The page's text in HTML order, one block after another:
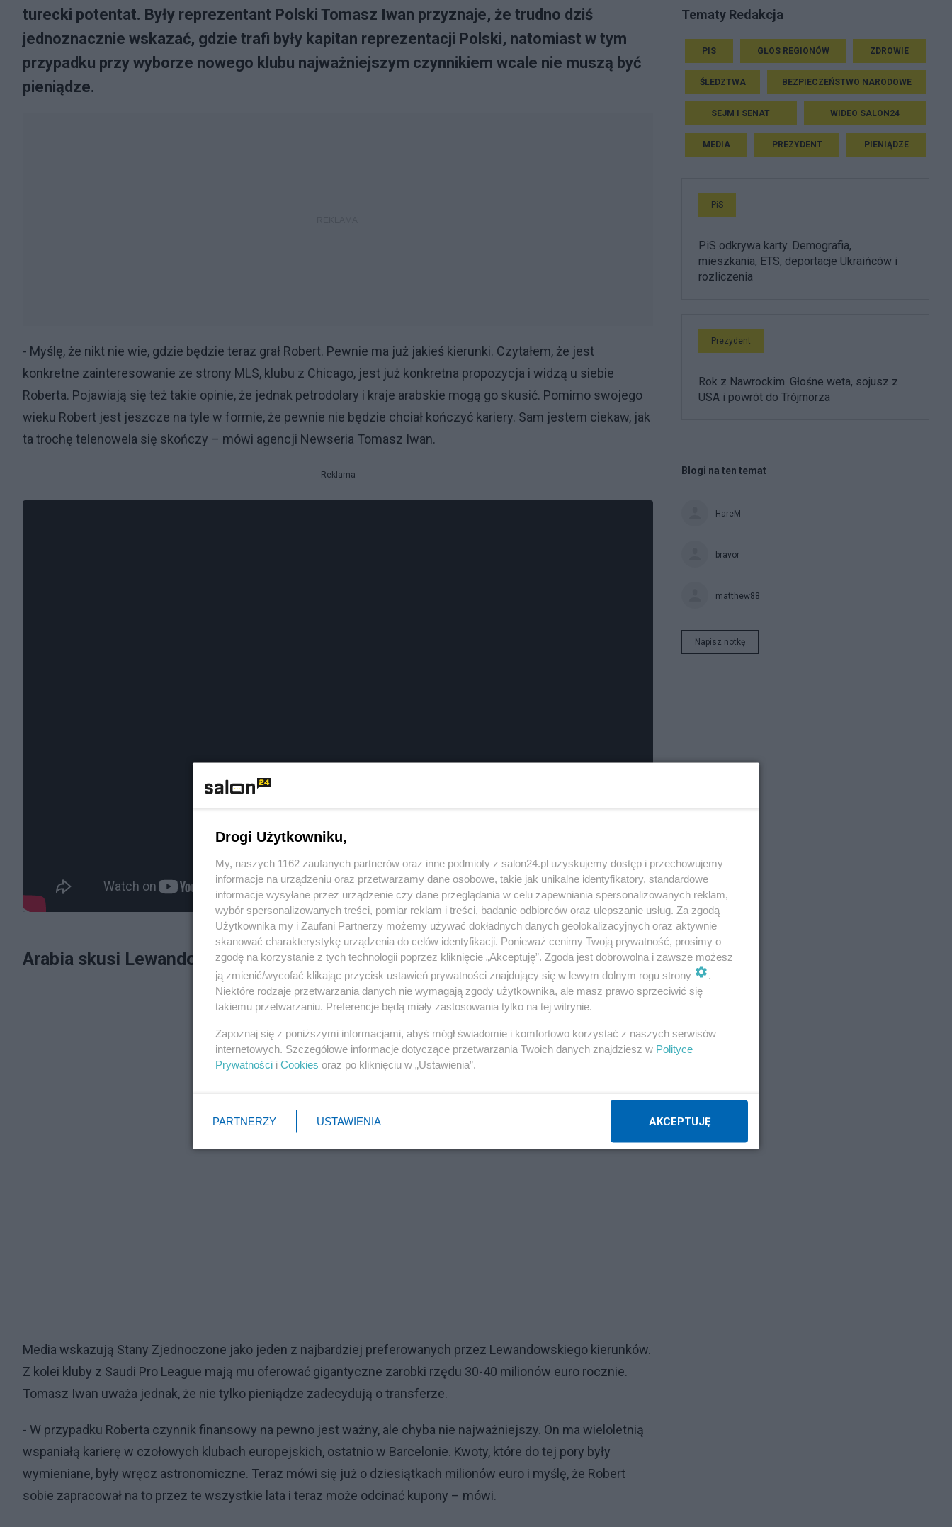
turecki potentat. Były reprezentant Polski Tomasz Iwan przyznaje, że trudno dziś
jednoznacznie wskazać, gdzie trafi były kapitan reprezentacji Polski, natomiast w tym
przypadku przy wyborze nowego klubu najważniejszym czynnikiem wcale nie muszą być
pieniądze.
- Myślę, że nikt nie wie, gdzie będzie teraz grał Robert. Pewnie ma już jakieś kierunki. Czytałem, że jest
konkretne zainteresowanie ze strony MLS, klubu z Chicago, jest już konkretna propozycja i widzą u siebie
Roberta. Pojawiają się też takie opinie, że jednak petrodolary i kraje arabskie mogą go skusić. Pomimo swojego
wieku Robert jest jeszcze na tyle w formie, że pewnie nie będzie chciał kończyć kariery. Sam jestem ciekaw, jak
ta trochę telenowela się skończy – mówi agencji Newseria Tomasz Iwan.
Reklama
Arabia skusi Lewandowskiego?
Media wskazują Stany Zjednoczone jako jeden z najbardziej preferowanych przez Lewandowskiego kierunków.
Z kolei kluby z Saudi Pro League mają mu oferować gigantyczne zarobki rzędu 30-40 milionów euro rocznie.
Tomasz Iwan uważa jednak, że nie tylko pieniądze zadecydują o transferze.
- W przypadku Roberta czynnik finansowy na pewno jest ważny, ale chyba nie najważniejszy. On ma wieloletnią
wspaniałą karierę w czołowych klubach europejskich, ostatnio w Barcelonie. Kwoty, które do tej pory były
wymieniane, były wręcz astronomiczne. Teraz mówi się już o dziesiątkach milionów euro i myślę, że Robert
sobie zapracował na to przez te wszystkie lata i teraz może odcinać kupony – mówi.
Tematy Redakcja
PIS GŁOS REGIONÓW ZDROWIE
ŚLEDZTWA BEZPIECZEŃSTWO NARODOWE
SEJM I SENAT WIDEO SALON24
MEDIA PREZYDENT PIENIĄDZE
PiS
PiS odkrywa karty. Demografia,
mieszkania, ETS, deportacje Ukraińców i
rozliczenia
Prezydent
Rok z Nawrockim. Głośne weta, sojusz z
USA i powrót do Trójmorza
Blogi na ten temat
HareM
bravor
matthew88
Napisz notkę
Drogi Użytkowniku,
My, naszych 1162 zaufanych partnerów oraz inne podmioty z salon24.pl uzyskujemy dostęp i przechowujemy
informacje na urządzeniu oraz przetwarzamy dane osobowe, takie jak unikalne identyfikatory, standardowe
informacje wysyłane przez urządzenie czy dane przeglądania w celu zapewniania spersonalizowanych reklam,
wybór spersonalizowanych treści, pomiar reklam i treści, badanie odbiorców oraz ulepszanie usług. Za zgodą
Użytkownika my i Zaufani Partnerzy możemy używać dokładnych danych geolokalizacyjnych oraz aktywnie
skanować charakterystykę urządzenia do celów identyfikacji. Ponieważ cenimy Twoją prywatność, prosimy o
zgodę na korzystanie z tych technologii poprzez kliknięcie „Akceptuję”. Zgoda jest dobrowolna i zawsze możesz
ją zmienić/wycofać klikając przycisk ustawień prywatności znajdujący się w lewym dolnym rogu strony
.
Niektóre rodzaje przetwarzania danych nie wymagają zgody użytkownika, ale masz prawo sprzeciwić się
takiemu przetwarzaniu. Preferencje będą miały zastosowania tylko na tej witrynie.
Zapoznaj się z poniższymi informacjami, abyś mógł świadomie i komfortowo korzystać z naszych serwisów
internetowych. Szczegółowe informacje dotyczące przetwarzania Twoich danych znajdziesz w Polityce
Prywatności i Cookies oraz po kliknięciu w „Ustawienia”.
PARTNERZY USTAWIENIA AKCEPTUJĘ